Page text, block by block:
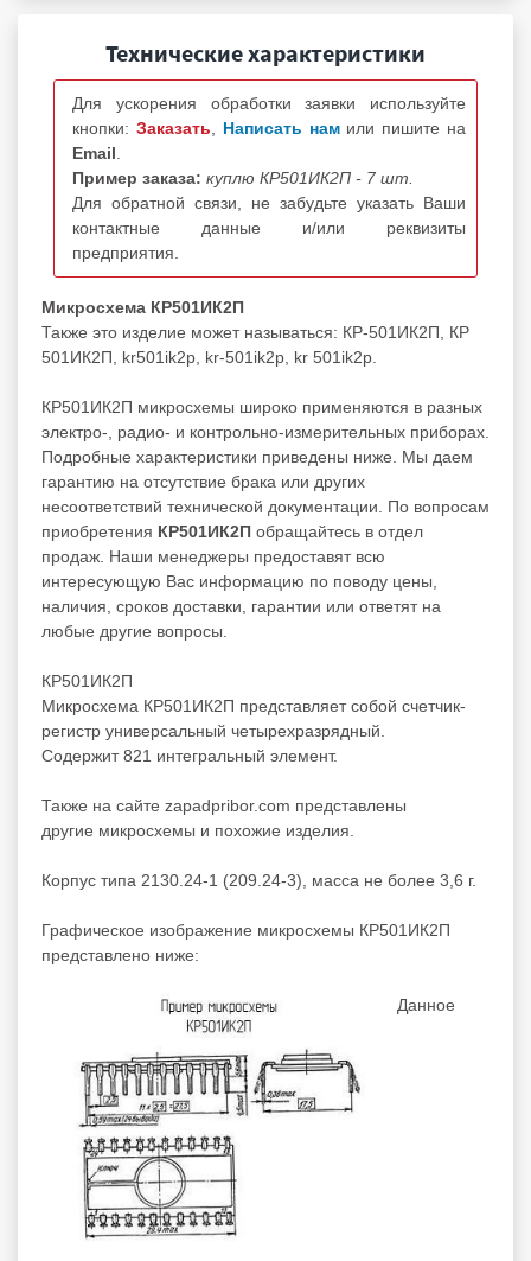
Технические характеристики
Для ускорения обработки заявки используйте
кнопки: Заказать Написать нам или пишите на
Email
Пример заказа: куплю КР501ИК2П - 7 шт.
Для обратной связи, не забудьте указать Ваши
контактные данные и/или реквизиты
предприятия.
Микросхема КР501ИК2П
Также это изделие может называться: КР-501ИК2П, КР
501ИК2П, kr501ik2p, kr-501ik2p, kr 501ik2p.
КР501ИК2П микросхемы широко применяются в разных
электро-, радио- и контрольно-измерительных приборах.
Подробные характеристики приведены ниже. Мы даем
гарантию на отсутствие брака или других
несоответствий технической документации. По вопросам
приобретения КР501ИК2П обращайтесь в отдел
продаж. Наши менеджеры предоставят всю
интересующую Вас информацию по поводу цены,
наличия, сроков доставки, гарантии или ответят на
любые другие вопросы.
КР501ИК2П
Микросхема КР501ИК2П представляет собой счетчик-
регистр универсальный четырехразрядный.
Содержит 821 интегральный элемент.
Также на сайте zapadpribor.com представлены
другие микросхемы и похожие изделия.
Корпус типа 2130.24-1 (209.24-3), масса не более 3,6 г.
Графическое изображение микросхемы КР501ИК2П
представлено ниже:
Данное